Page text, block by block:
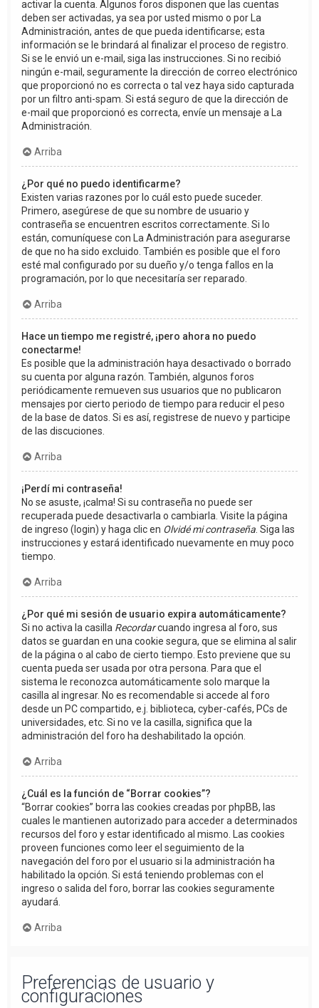
activar la cuenta. Algunos foros disponen que las cuentas
deben ser activadas, ya sea por usted mismo o por La
Administración, antes de que pueda identificarse; esta
información se le brindará al finalizar el proceso de registro.
Si se le envió un e-mail, siga las instrucciones. Si no recibió
ningún e-mail, seguramente la dirección de correo electrónico
que proporcionó no es correcta o tal vez haya sido capturada
por un filtro anti-spam. Si está seguro de que la dirección de
e-mail que proporcionó es correcta, envíe un mensaje a La
Administración.
Arriba
¿Por qué no puedo identificarme?
Existen varias razones por lo cuál esto puede suceder.
Primero, asegúrese de que su nombre de usuario y
contraseña se encuentren escritos correctamente. Si lo
están, comuníquese con La Administración para asegurarse
de que no ha sido excluido. También es posible que el foro
esté mal configurado por su dueño y/o tenga fallos en la
programación, por lo que necesitaría ser reparado.
Arriba
Hace un tiempo me registré, ¡pero ahora no puedo
conectarme!
Es posible que la administración haya desactivado o borrado
su cuenta por alguna razón. También, algunos foros
periódicamente remueven sus usuarios que no publicaron
mensajes por cierto periodo de tiempo para reducir el peso
de la base de datos. Si es así, registrese de nuevo y participe
de las discuciones.
Arriba
¡Perdí mi contraseña!
No se asuste, ¡calma! Si su contraseña no puede ser
recuperada puede desactivarla o cambiarla. Visite la página
de ingreso (login) y haga clic en Olvidé mi contraseña . Siga las
instrucciones y estará identificado nuevamente en muy poco
tiempo.
Arriba
¿Por qué mi sesión de usuario expira automáticamente?
Si no activa la casilla Recordarcuando ingresa al foro, sus
datos se guardan en una cookie segura, que se elimina al salir
de la página o al cabo de cierto tiempo. Esto previene que su
cuenta pueda ser usada por otra persona. Para que el
sistema le reconozca automáticamente solo marque la
casilla al ingresar. No es recomendable si accede al foro
desde un PC compartido, e.j. biblioteca, cyber-cafés, PCs de
universidades, etc. Si no ve la casilla, significa que la
administración del foro ha deshabilitado la opción.
Arriba
¿Cuál es la función de “Borrar cookies”?
“Borrar cookies” borra las cookies creadas por phpBB, las
cuales le mantienen autorizado para acceder a determinados
recursos del foro y estar identificado al mismo. Las cookies
proveen funciones como leer el seguimiento de la
navegación del foro por el usuario si la administración ha
habilitado la opción. Si está teniendo problemas con el
ingreso o salida del foro, borrar las cookies seguramente
ayudará.
Arriba
Preferencias de usuario y
configuraciones